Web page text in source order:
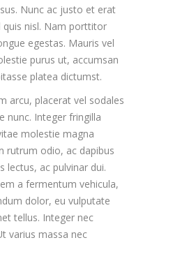
Nunc ac justo et erat
quis nisl. Nam porttitor
egestas. Mauris vel
purus ut, accumsan
platea dictumst.
arcu, placerat vel sodales
nunc. Integer fringilla
molestie magna
rutrum odio, ac dapibus
lectus, ac pulvinar dui.
a fermentum vehicula,
dolor, eu vulputate
tellus. Integer nec
varius massa nec